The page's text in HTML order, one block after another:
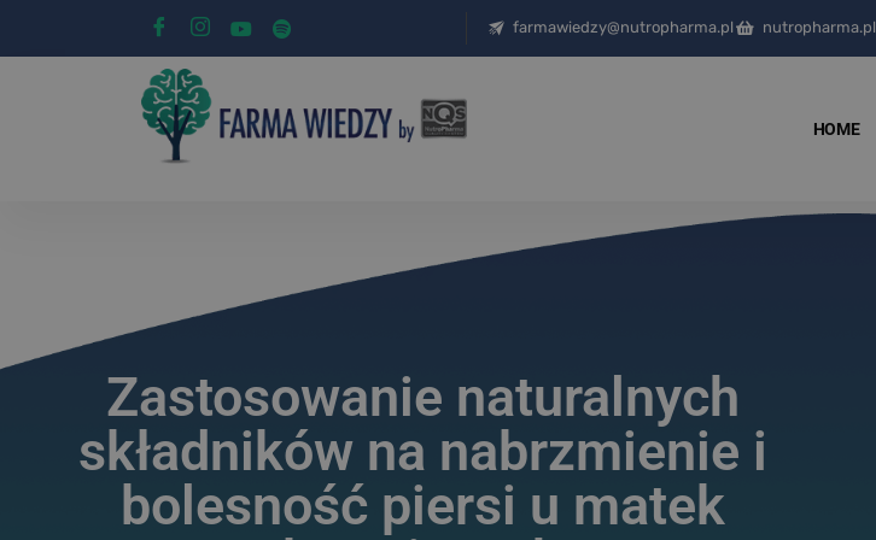
farmawiedzy@nutropharma.pl nutropharma.pl
HOME
Zastosowanie naturalnych
składników na nabrzmienie i
bolesność piersi u matek